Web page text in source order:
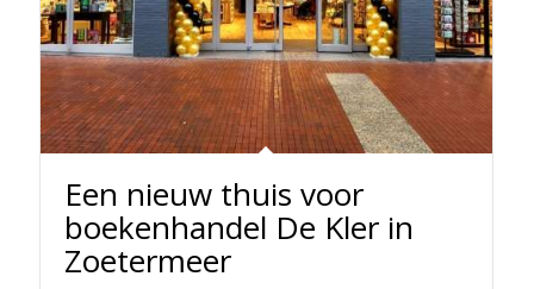
Een nieuw thuis voor
boekenhandel De Kler in
Zoetermeer